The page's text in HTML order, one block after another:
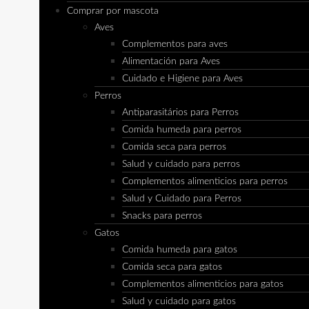
Comprar por mascota
Aves
Complementos para aves
Alimentación para Aves
Cuidado e Higiene para Aves
Perros
Antiparasitários para Perros
Comida humeda para perros
Comida seca para perros
Salud y cuidado para perros
Complementos alimenticios para perros
Salud y Cuidado para Perros
Snacks para perros
Gatos
Comida humeda para gatos
Comida seca para gatos
Complementos alimenticios para gatos
Salud y cuidado para gatos